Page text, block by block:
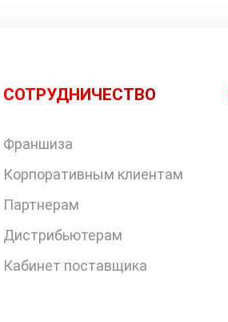
СОТРУДНИЧЕСТВО
Франшиза
Корпоративным клиентам
Партнерам
Дистрибьютерам
Кабинет поставщика